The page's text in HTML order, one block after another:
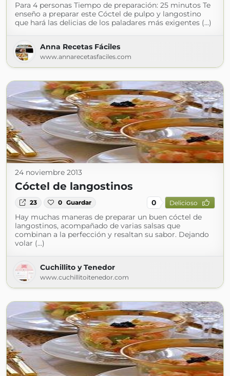
Para 4 personas Tiempo de preparación: 25 minutos Te
enseño a preparar este Cóctel de pulpo y langostino
que hará las delicias de los paladares más exigentes (...)
Anna Recetas Fáciles
www.annarecetasfaciles.com
24 noviembre 2013
Cóctel de langostinos
23 0 Guardar 0 Delicioso
Hay muchas maneras de preparar un buen cóctel de
langostinos, acompañado de varias salsas que
combinan a la perfección y resaltan su sabor. Dejando
volar (...)
Cuchillito y Tenedor
www.cuchillitoitenedor.com